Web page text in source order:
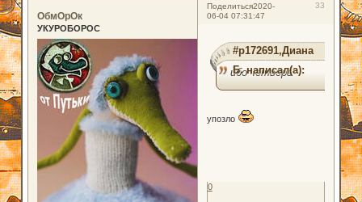
Поделиться 33
2020-
06-04 07:31:47
ОбмОрОк
УКУРОБОРОС
#p172691,Диана
Б. написал(а):
ибо четверг
упозло
0